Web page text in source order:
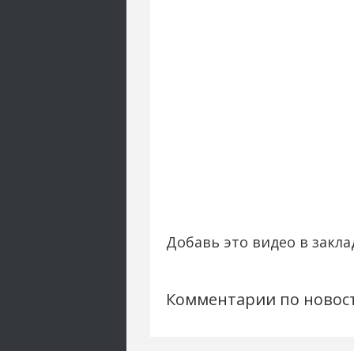
Добавь это видео в
Комментарии по